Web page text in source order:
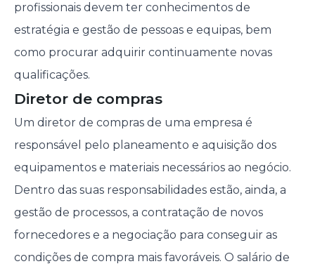
profissionais devem ter conhecimentos de
estratégia e gestão de pessoas e equipas, bem
como procurar adquirir continuamente novas
qualificações.
Diretor de compras
Um diretor de compras de uma empresa é
responsável pelo planeamento e aquisição dos
equipamentos e materiais necessários ao negócio.
Dentro das suas responsabilidades estão, ainda, a
gestão de processos, a contratação de novos
fornecedores e a negociação para conseguir as
condições de compra mais favoráveis. O salário de